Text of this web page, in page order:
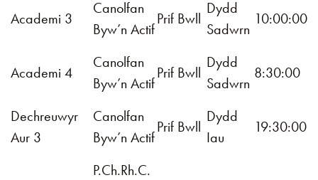
Academi 3
Canolfan
Byw’n Actif
Prif Bwll
Dydd
Sadwrn
10:00:00
Academi 4
Canolfan
Byw’n Actif
Prif Bwll
Dydd
Sadwrn
8:30:00
Dechreuwyr
Aur 3
Canolfan
Byw’n Actif
Prif Bwll
Dydd
Iau
19:30:00
P.Ch.Rh.C.